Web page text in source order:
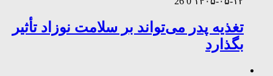
تغذیه پدر می‌تواند بر سلامت نوزاد تأثیر
بگذارد